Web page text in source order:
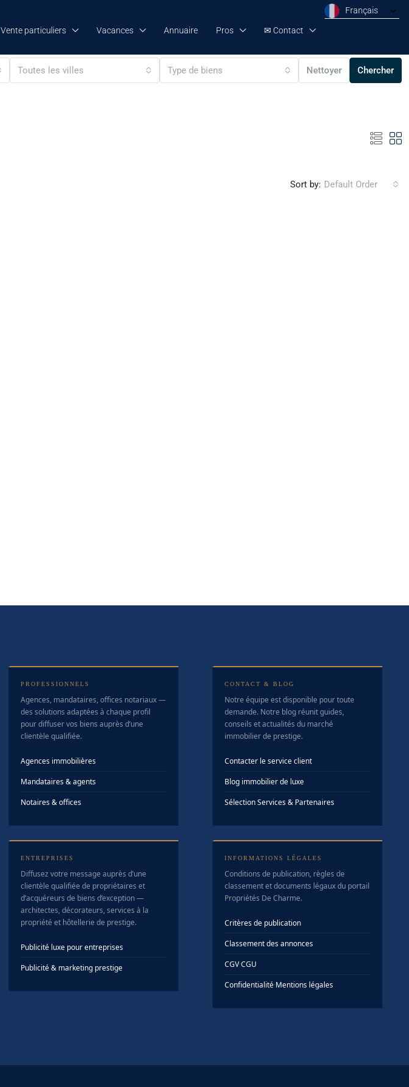
Vente particuliers Vacances Annuaire Pros ✉ Contact
Français
Toutes les villes Type de biens Nettoyer Chercher
Sort by: Default Order
PROFESSIONNELS
Agences, mandataires, offices notariaux —
des solutions adaptées à chaque profil
pour diffuser vos biens auprès d’une
clientèle qualifiée.
Agences immobilières
Mandataires & agents
Notaires & offices
ENTREPRISES
Diffusez votre message auprès d’une
clientèle qualifiée de propriétaires et
d’acquéreurs de biens d’exception —
architectes, décorateurs, services à la
propriété et hôtellerie de prestige.
Publicité luxe pour entreprises
Publicité & marketing prestige
CONTACT & BLOG
Notre équipe est disponible pour toute
demande. Notre blog réunit guides,
conseils et actualités du marché
immobilier de prestige.
Contacter le service client
Blog immobilier de luxe
Sélection Services & Partenaires
INFORMATIONS LÉGALES
Conditions de publication, règles de
classement et documents légaux du portail
Propriétés De Charme.
Critères de publication
Classement des annonces
CGV·CGU
Confidentialité·Mentions légales